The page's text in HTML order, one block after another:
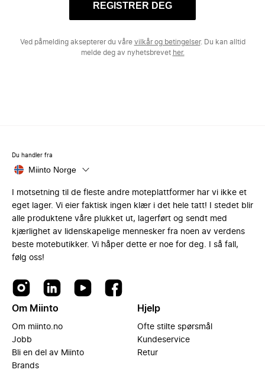
REGISTRER DEG
Ved påmelding aksepterer du våre vilkår og betingelser. Du kan alltid
melde deg av nyhetsbrevet her.
Du handler fra
Miinto Norge
I motsetning til de fleste andre moteplattformer har vi ikke et
eget lager. Vi eier faktisk ingen klær i det hele tatt! I stedet blir
alle produktene våre plukket ut, lagerført og sendt med
kjærlighet av lidenskapelige mennesker fra noen av verdens
beste motebutikker. Vi håper dette er noe for deg. I så fall,
følg oss!
Om Miinto
Om miinto.no
Jobb
Bli en del av Miinto
Brands
Hjelp
Ofte stilte spørsmål
Kundeservice
Retur